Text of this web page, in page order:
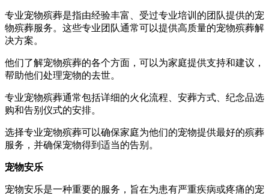
专业宠物殡葬是指由经验丰富、受过专业培训的团队提供的宠
物殡葬服务。这些专业团队通常可以提供高质量的宠物殡葬解
决方案。
他们了解宠物殡葬的各个方面，可以为家庭提供支持和建议，
帮助他们处理宠物的去世。
专业宠物殡葬通常包括详细的火化流程、安葬方式、纪念品选
购和告别仪式的安排。
选择专业宠物殡葬可以确保家庭为他们的宠物提供最好的殡葬
服务，并确保宠物得到适当的告别。
宠物安乐
宠物安乐是一种重要的服务，旨在为患有严重疾病或疼痛的宠